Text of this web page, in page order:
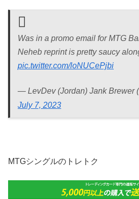
Was in a promo email for MTG
Neheb reprint is pretty saucy
pic.twitter.com/loNUCePjbi
— LevDev (Jordan) Jank Brewer
July 7, 2023
MTGシングルのトレトク